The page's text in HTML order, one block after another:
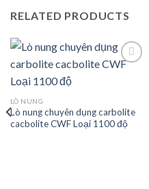
RELATED PRODUCTS
LÒ NUNG
Lò nung chuyên dụng carbolite
cacbolite CWF Loại 1100 độ